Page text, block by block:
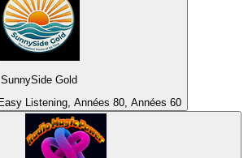
SunnySide Gold
Listening, Années 80, Années 60